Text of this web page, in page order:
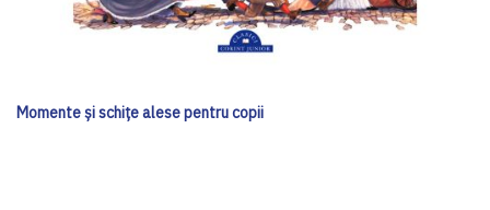
Momente și schițe alese pentru copii